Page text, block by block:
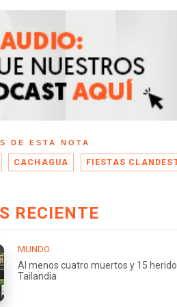
DE ESTA NOTA
CACHAGUA FIESTAS
RECIENTE
MUNDO
Al menos cuatro muertos y 15
Tailandia